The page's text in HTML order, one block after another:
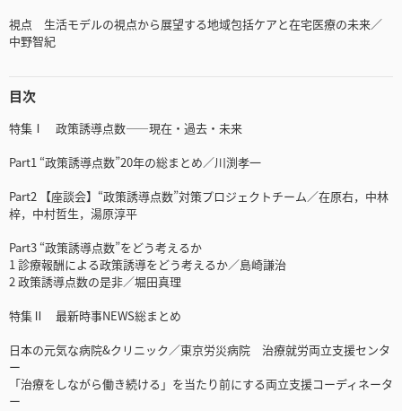
視点 生活モデルの視点から展望する地域包括ケアと在宅医療の未来／
中野智紀
目次
特集Ⅰ 政策誘導点数――現在・過去・未来
Part1 “政策誘導点数”20年の総まとめ／川渕孝一
Part2 【座談会】“政策誘導点数”対策プロジェクトチーム／在原右，中林
梓，中村哲生，湯原淳平
Part3 “政策誘導点数”をどう考えるか
1 診療報酬による政策誘導をどう考えるか／島崎謙治
2 政策誘導点数の是非／堀田真理
特集Ⅱ 最新時事NEWS総まとめ
日本の元気な病院&クリニック／東京労災病院 治療就労両立支援センタ
ー
「治療をしながら働き続ける」を当たり前にする両立支援コーディネータ
ー